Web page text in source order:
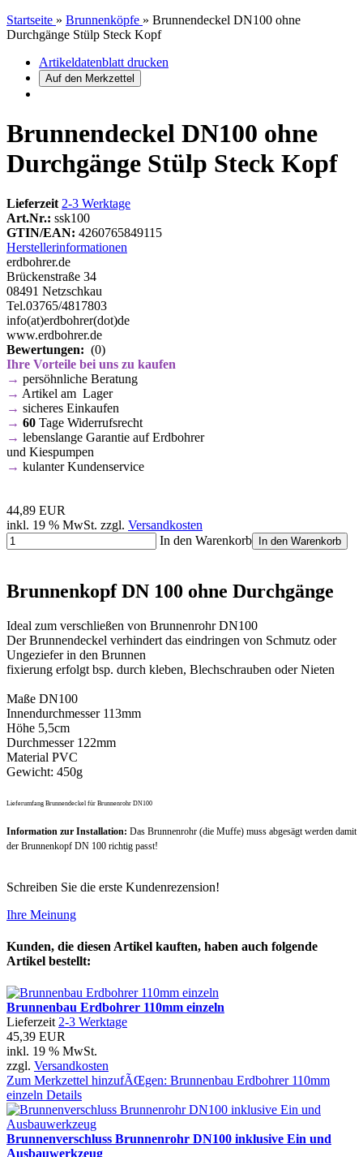
Startseite » Brunnenköpfe » Brunnendeckel DN100 ohne
Durchgänge Stülp Steck Kopf
Artikeldatenblatt drucken
Brunnendeckel DN100 ohne
Durchgänge Stülp Steck Kopf
Lieferzeit 2-3 Werktage
Art.Nr.: ssk100
GTIN/EAN: 4260765849115
Herstellerinformationen
erdbohrer.de
Brückenstraße 34
08491 Netzschkau
Tel.03765/4817803
info(at)erdbohrer(dot)de
www.erdbohrer.de
Bewertungen: (0)
Ihre Vorteile bei uns zu kaufen
→ persöhnliche Beratung
→ Artikel am Lager
→ sicheres Einkaufen
→ 60 Tage Widerrufsrecht
→ lebenslange Garantie auf Erdbohrer
und Kiespumpen
→ kulanter Kundenservice
44,89 EUR
inkl. 19 % MwSt. zzgl. Versandkosten
In den Warenkorb
In den Warenkorb
Brunnenkopf DN 100 ohne Durchgänge
Ideal zum verschließen von Brunnenrohr DN100
Der Brunnendeckel verhindert das eindringen von Schmutz oder
Ungeziefer in den Brunnen
fixierung erfolgt bsp. durch kleben, Blechschrauben oder Nieten
Maße DN100
Innendurchmesser 113mm
Höhe 5,5cm
Durchmesser 122mm
Material PVC
Gewicht: 450g
Lieferumfang Brunnendeckel für Brunnenrohr DN100
Information zur Installation: Das Brunnenrohr (die Muffe) muss abgesägt werden damit
der Brunnenkopf DN 100 richtig passt!
Schreiben Sie die erste Kundenrezension!
Ihre Meinung
Kunden, die diesen Artikel kauften, haben auch folgende
Artikel bestellt:
Brunnenbau Erdbohrer 110mm einzeln
Lieferzeit 2-3 Werktage
45,39 EUR
inkl. 19 % MwSt.
zzgl. Versandkosten
Zum Merkzettel hinzufÃŒgen: Brunnenbau Erdbohrer 110mm
einzeln Details
Brunnenverschluss Brunnenrohr DN100 inklusive Ein und
Ausbauwerkzeug